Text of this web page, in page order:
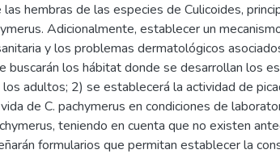
las hembras de las especies de Culicoides,
Adicionalmente, establecer un
y los problemas dermatológicos
buscarán los hábitat donde se desarrollan los
adultos; 2) se establecerá la actividad de
de C. pachymerus en condiciones de
teniendo en cuenta que no existen
formularios que permitan establecer la